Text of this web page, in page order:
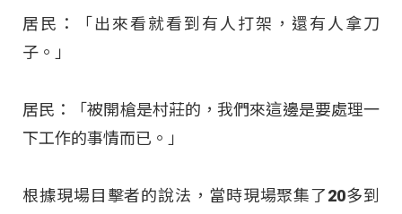
居民：「出來看就看到有人打架，還有人拿刀
子。」
居民：「被開槍是村莊的，我們來這邊是要處理一
下工作的事情而已。」
根據現場目擊者的說法，當時現場聚集了20多到